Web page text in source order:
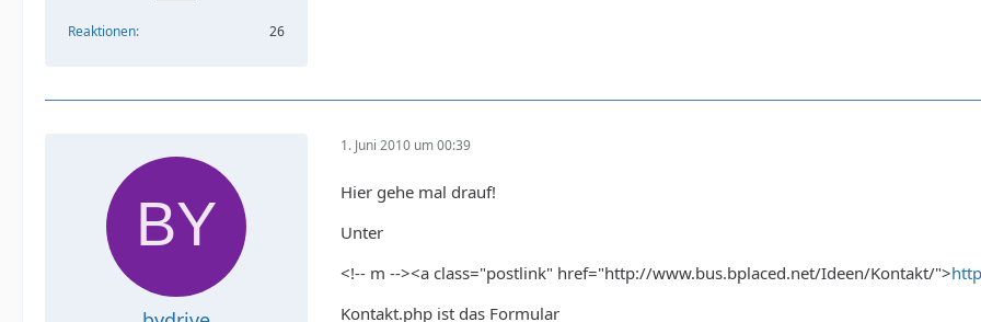
Reaktionen 26
1. Juni 2010 um 00:39
Hier gehe mal drauf!
Unter
<!-- m --><a class="postlink" href="http://www.bus.bplaced.net/Ideen/Kontakt/">
Kontakt.php ist das Formular